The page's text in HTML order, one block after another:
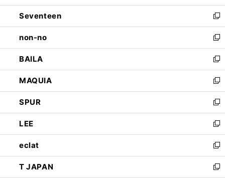
開
く
ウ
で
開
く
ン
ド
ウ
で
開
く
Seventeen
新
し
い
ウ
ィ
ン
ド
ウ
で
開
く
non-no
新
し
い
ウ
ィ
ン
ド
ウ
で
開
く
BAILA
新
し
い
ウ
ィ
ン
ド
ウ
で
開
く
MAQUIA
新
し
い
ウ
ィ
ン
ド
ウ
で
SPUR
新
し
い
ウ
ィ
ン
ド
LEE
新
し
い
ウ
ィ
eclat
新
し
い
T JAPAN
新